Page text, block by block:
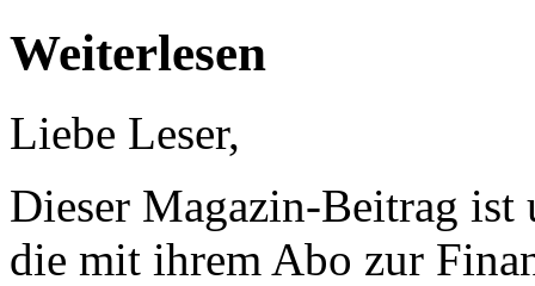
Weiterlesen
Liebe Leser,
Dieser Magazin-Beitrag ist
die mit ihrem Abo zur